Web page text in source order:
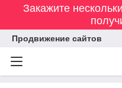
Закажите
Продвижение сайтов